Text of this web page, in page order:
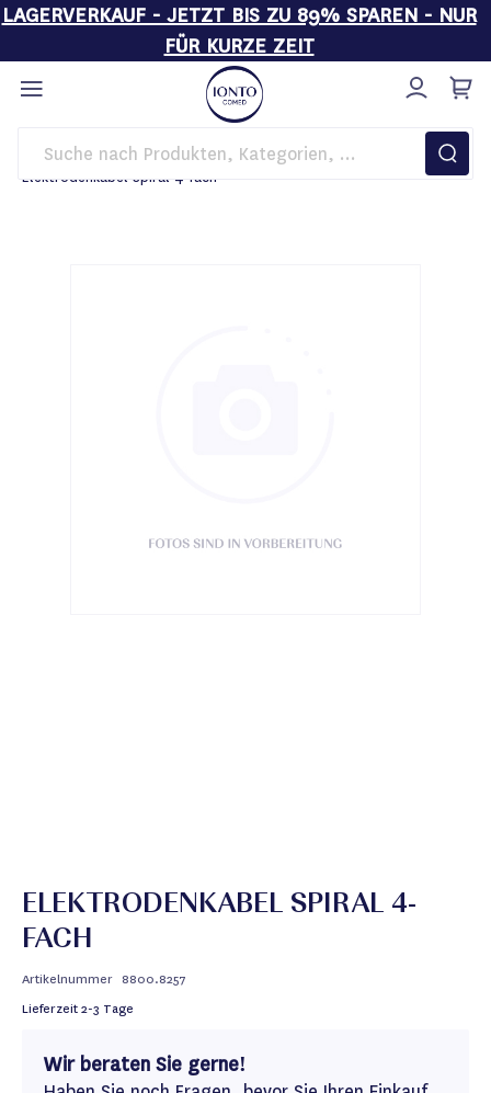
LAGERVERKAUF - JETZT BIS ZU 89% SPAREN - NUR
FÜR KURZE ZEIT
Direkt
zum
Inhalt
Startseite Kosmetikgeräte BASIC LINE
Elektrodenkabel Spiral 4-fach
ELEKTRODENKABEL SPIRAL 4-
FACH
Artikelnummer 8800.8257
Lieferzeit2-3 Tage
Wir beraten Sie gerne!